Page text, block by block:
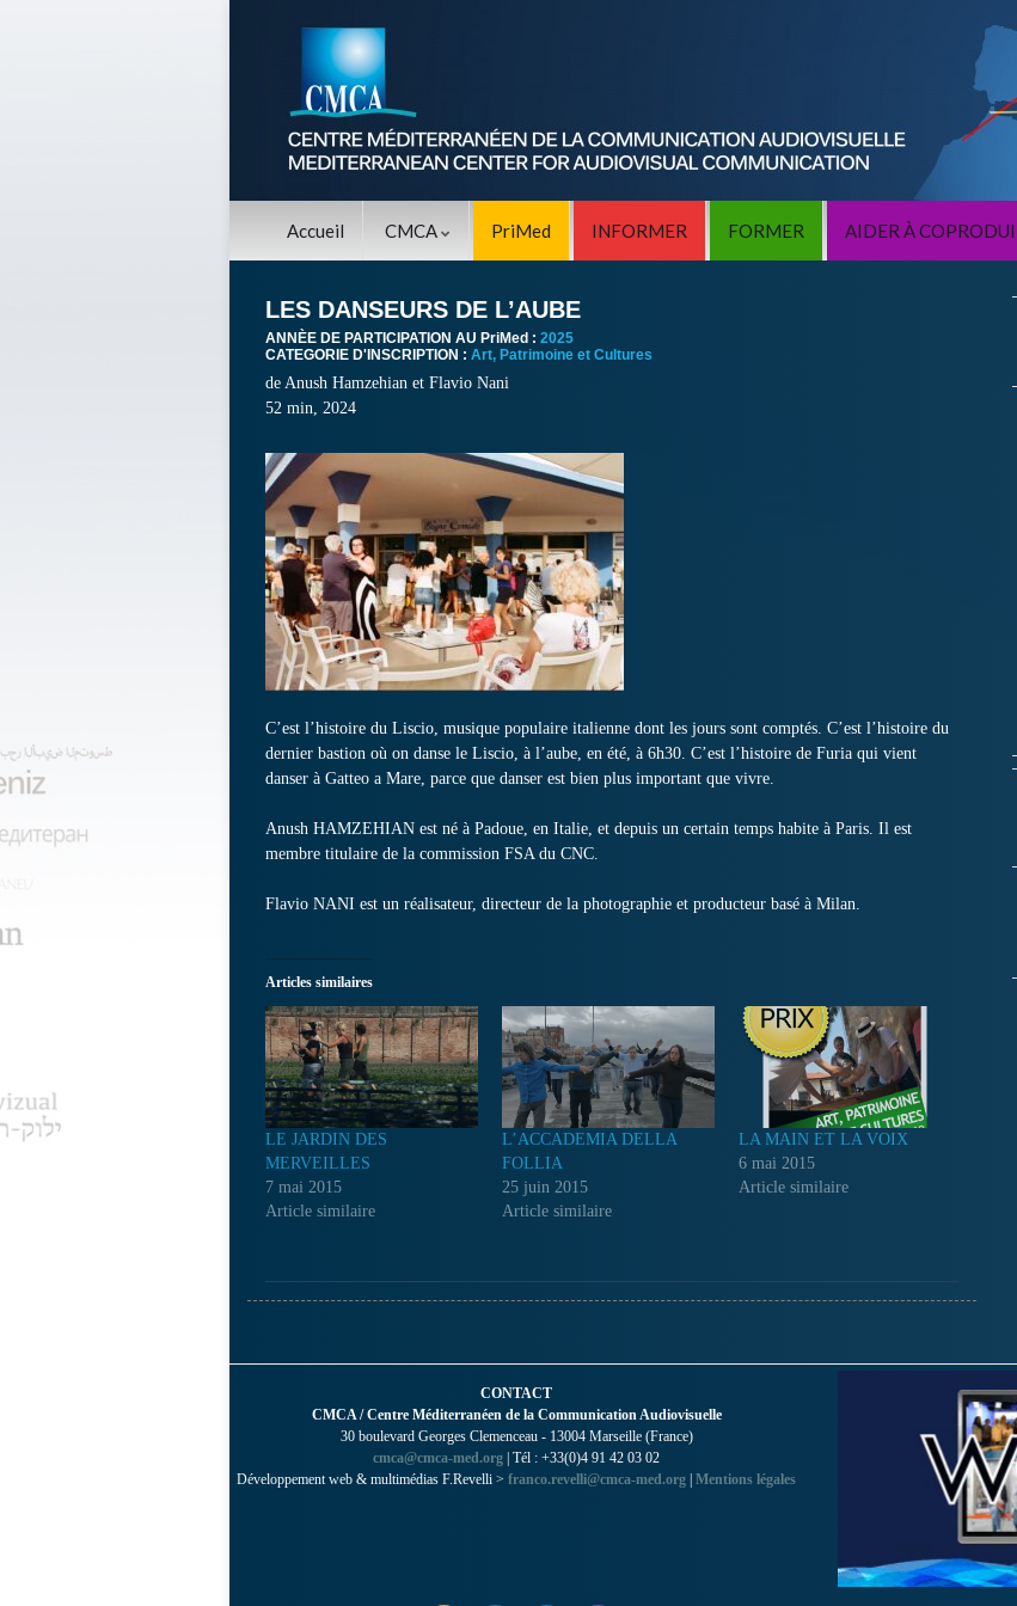
Accueil CMCA PriMed INFORMER FORMER AIDER À
LES DANSEURS DE L’AUBE
ANNÈE DE PARTICIPATION AU PriMed : 2025
CATEGORIE D'INSCRIPTION : Art, Patrimoine et Cultures
de Anush Hamzehian et Flavio Nani
52 min, 2024
C’est l’histoire du Liscio, musique populaire italienne dont les jours sont comptés. C’est l’histoire du
dernier bastion où on danse le Liscio, à l’aube, en été, à 6h30. C’est l’histoire de Furia qui vient
danser à Gatteo a Mare, parce que danser est bien plus important que vivre.
Anush HAMZEHIAN est né à Padoue, en Italie, et depuis un certain temps habite à Paris. Il est
membre titulaire de la commission FSA du CNC.
Flavio NANI est un réalisateur, directeur de la photographie et producteur basé à Milan.
Articles similaires
LE JARDIN DES
MERVEILLES
7 mai 2015
Article similaire
L’ACCADEMIA DELLA
FOLLIA
25 juin 2015
Article similaire
LA MAIN ET LA VOIX
6 mai 2015
Article similaire
CONTACT
CMCA / Centre Méditerranéen de la Communication Audiovisuelle
30 boulevard Georges Clemenceau - 13004 Marseille (France)
cmca@cmca-med.org | Tél : +33(0)4 91 42 03 02
Développement web & multimédias F.Revelli > franco.revelli@cmca-med.org | Mentions légales